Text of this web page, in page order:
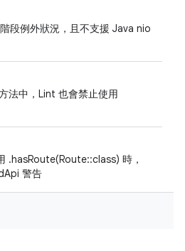
段例外狀況，且不支援 Java nio
法中，Lint 也會禁止使用
.hasRoute(Route::class) 時，
警告